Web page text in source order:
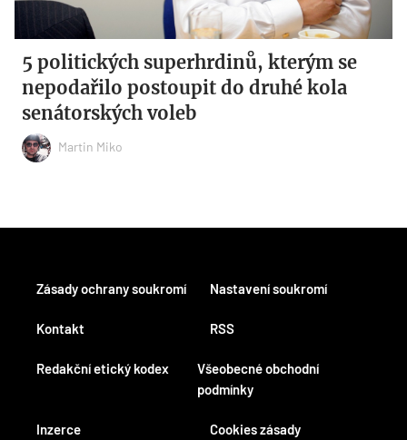
5 politických superhrdinů, kterým se
nepodařilo postoupit do druhé kola
senátorských voleb
Martin Miko
Kontakt
Redakční etický kodex
Inzerce
RSS
Všeobecné obchodní
podmínky
Cookies zásady
Zásady ochrany soukromí Nastavení soukromí